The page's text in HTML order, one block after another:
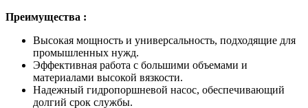
Преимущества :
Высокая мощность и универсальность, подходящие для
промышленных нужд.
Эффективная работа с большими объемами и
материалами высокой вязкости.
Надежный гидропоршневой насос, обеспечивающий
долгий срок службы.